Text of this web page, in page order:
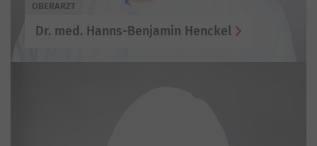
OBERARZT
Dr. med. Hanns-Benjamin Henckel